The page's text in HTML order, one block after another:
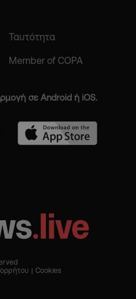
Ταυτότητα
Member of COPA
σε Android ή iOS.
Cookies